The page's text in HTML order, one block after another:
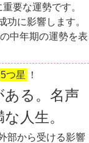
要な運勢です。
功に影響します。
中年期の運勢を表
5つ星 ！
ある。名声
人生。
部から受ける影響